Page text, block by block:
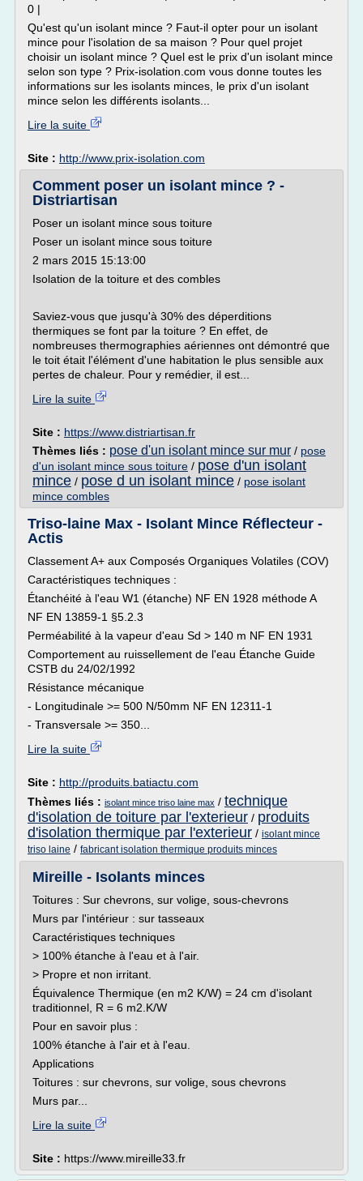
0 |
Qu'est qu'un isolant mince ? Faut-il opter pour un isolant
mince pour l'isolation de sa maison ? Pour quel projet
choisir un isolant mince ? Quel est le prix d'un isolant mince
selon son type ? Prix-isolation.com vous donne toutes les
informations sur les isolants minces, le prix d'un isolant
mince selon les différents isolants...
Lire la suite
Site : http://www.prix-isolation.com
Comment poser un isolant mince ? -
Distriartisan
Poser un isolant mince sous toiture
Poser un isolant mince sous toiture
2 mars 2015 15:13:00
Isolation de la toiture et des combles
Saviez-vous que jusqu'à 30% des déperditions
thermiques se font par la toiture ? En effet, de
nombreuses thermographies aériennes ont démontré que
le toit était l'élément d'une habitation le plus sensible aux
pertes de chaleur. Pour y remédier, il est...
Lire la suite
Site : https://www.distriartisan.fr
Thèmes liés : pose d'un isolant mince sur mur / pose
d'un isolant mince sous toiture / pose d'un isolant
mince / pose d un isolant mince / pose isolant
mince combles
Triso-laine Max - Isolant Mince Réflecteur -
Actis
Classement A+ aux Composés Organiques Volatiles (COV)
Caractéristiques techniques :
Étanchéité à l'eau W1 (étanche) NF EN 1928 méthode A
NF EN 13859-1 §5.2.3
Perméabilité à la vapeur d'eau Sd > 140 m NF EN 1931
Comportement au ruissellement de l'eau Étanche Guide
CSTB du 24/02/1992
Résistance mécanique
- Longitudinale >= 500 N/50mm NF EN 12311-1
- Transversale >= 350...
Lire la suite
Site : http://produits.batiactu.com
Thèmes liés : isolant mince triso laine max / technique
d'isolation de toiture par l'exterieur / produits
d'isolation thermique par l'exterieur / isolant mince
triso laine / fabricant isolation thermique produits minces
Mireille - Isolants minces
Toitures : Sur chevrons, sur volige, sous-chevrons
Murs par l'intérieur : sur tasseaux
Caractéristiques techniques
> 100% étanche à l'eau et à l'air.
> Propre et non irritant.
Équivalence Thermique (en m2 K/W) = 24 cm d'isolant
traditionnel, R = 6 m2.K/W
Pour en savoir plus :
100% étanche à l'air et à l'eau.
Applications
Toitures : sur chevrons, sur volige, sous chevrons
Murs par...
Lire la suite
Site : https://www.mireille33.fr